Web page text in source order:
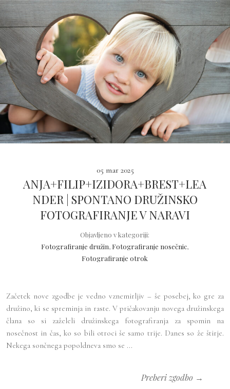
05 mar 2025
ANJA+FILIP+IZIDORA+BREST+LEA
NDER | SPONTANO DRUŽINSKO
FOTOGRAFIRANJE V NARAVI
Objavljeno v kategoriji:
Fotografiranje družin, Fotografiranje nosečnic,
Fotografiranje otrok
Začetek nove zgodbe je vedno vznemirljiv – še posebej, ko gre za
družino, ki se spreminja in raste. V pričakovanju novega družinskega
člana so si zaželeli družinskega fotografiranja za spomin na
nosečnost in čas, ko so bili otroci še samo trije. Danes so že štirje.
Nekega sončnega popoldneva smo se ...
Preberi zgodbo →